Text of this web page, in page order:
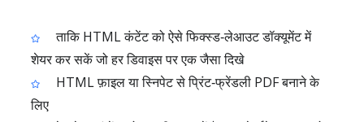
ताकि HTML कंटेंट को ऐसे फिक्स्ड‑लेआउट डॉक्यूमेंट में
शेयर कर सकें जो हर डिवाइस पर एक जैसा दिखे
HTML फ़ाइल या स्निपेट से प्रिंट‑फ्रेंडली PDF बनाने के
लिए